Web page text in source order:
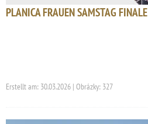
PLANICA FRAUEN SAMSTAG FINALE
Erstellt am: 30.03.2026 | Obrázky: 327